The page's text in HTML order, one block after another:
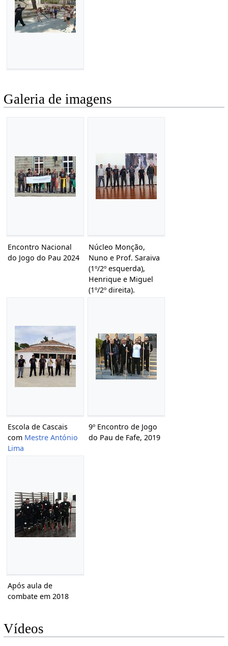
Galeria de imagens
Encontro Nacional
do Jogo do Pau 2024
Núcleo Monção,
Nuno e Prof. Saraiva
(1º/2º esquerda),
Henrique e Miguel
(1º/2º direita).
Escola de Cascais
com Mestre António
Lima
9º Encontro de Jogo
do Pau de Fafe, 2019
Após aula de
combate em 2018
Vídeos